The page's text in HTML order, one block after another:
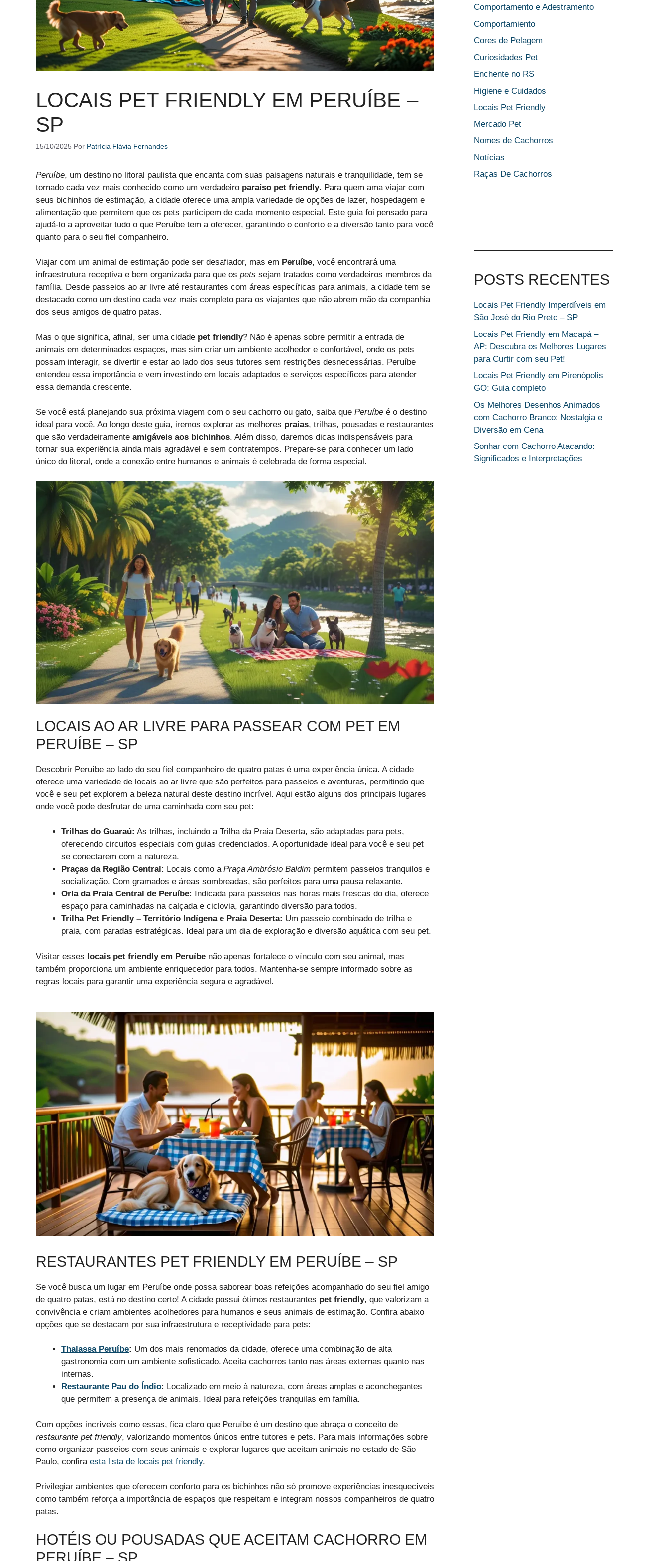
LOCAIS PET FRIENDLY EM PERUÍBE –
SP
15/10/2025 Por Patrícia Flávia Fernandes
Peruíbe, um destino no litoral paulista que encanta com suas paisagens naturais e tranquilidade, tem se
tornado cada vez mais conhecido como um verdadeiro paraíso pet friendly. Para quem ama viajar com
seus bichinhos de estimação, a cidade oferece uma ampla variedade de opções de lazer, hospedagem e
alimentação que permitem que os pets participem de cada momento especial. Este guia foi pensado para
ajudá-lo a aproveitar tudo o que Peruíbe tem a oferecer, garantindo o conforto e a diversão tanto para você
quanto para o seu fiel companheiro.
Viajar com um animal de estimação pode ser desafiador, mas em Peruíbe, você encontrará uma
infraestrutura receptiva e bem organizada para que os pets sejam tratados como verdadeiros membros da
família. Desde passeios ao ar livre até restaurantes com áreas específicas para animais, a cidade tem se
destacado como um destino cada vez mais completo para os viajantes que não abrem mão da companhia
dos seus amigos de quatro patas.
Mas o que significa, afinal, ser uma cidade pet friendly? Não é apenas sobre permitir a entrada de
animais em determinados espaços, mas sim criar um ambiente acolhedor e confortável, onde os pets
possam interagir, se divertir e estar ao lado dos seus tutores sem restrições desnecessárias. Peruíbe
entendeu essa importância e vem investindo em locais adaptados e serviços específicos para atender
essa demanda crescente.
Se você está planejando sua próxima viagem com o seu cachorro ou gato, saiba que Peruíbe é o destino
ideal para você. Ao longo deste guia, iremos explorar as melhores praias, trilhas, pousadas e restaurantes
que são verdadeiramente amigáveis aos bichinhos. Além disso, daremos dicas indispensáveis para
tornar sua experiência ainda mais agradável e sem contratempos. Prepare-se para conhecer um lado
único do litoral, onde a conexão entre humanos e animais é celebrada de forma especial.
LOCAIS AO AR LIVRE PARA PASSEAR COM PET EM
PERUÍBE – SP
Descobrir Peruíbe ao lado do seu fiel companheiro de quatro patas é uma experiência única. A cidade
oferece uma variedade de locais ao ar livre que são perfeitos para passeios e aventuras, permitindo que
você e seu pet explorem a beleza natural deste destino incrível. Aqui estão alguns dos principais lugares
onde você pode desfrutar de uma caminhada com seu pet:
Trilhas do Guaraú: As trilhas, incluindo a Trilha da Praia Deserta, são adaptadas para pets,
oferecendo circuitos especiais com guias credenciados. A oportunidade ideal para você e seu pet
se conectarem com a natureza.
Praças da Região Central: Locais como a Praça Ambrósio Baldim permitem passeios tranquilos e
socialização. Com gramados e áreas sombreadas, são perfeitos para uma pausa relaxante.
Orla da Praia Central de Peruíbe:
Indicada para passeios nas horas mais frescas do dia, oferece
espaço para caminhadas na calçada e ciclovia, garantindo diversão para todos.
Trilha Pet Friendly – Território Indígena e Praia Deserta: Um passeio combinado de trilha e
praia, com paradas estratégicas. Ideal para um dia de exploração e diversão aquática com seu pet.
Visitar esses locais pet friendly em Peruíbe não apenas fortalece o vínculo com seu animal, mas
também proporciona um ambiente enriquecedor para todos. Mantenha-se sempre informado sobre as
regras locais para garantir uma experiência segura e agradável.
RESTAURANTES PET FRIENDLY EM PERUÍBE – SP
Se você busca um lugar em Peruíbe onde possa saborear boas refeições acompanhado do seu fiel amigo
de quatro patas, está no destino certo! A cidade possui ótimos restaurantes pet friendly, que valorizam a
convivência e criam ambientes acolhedores para humanos e seus animais de estimação. Confira abaixo
opções que se destacam por sua infraestrutura e receptividade para pets:
Thalassa Peruíbe: Um dos mais renomados da cidade, oferece uma combinação de alta
gastronomia com um ambiente sofisticado. Aceita cachorros tanto nas áreas externas quanto nas
internas.
Restaurante Pau do Índio: Localizado em meio à natureza, com áreas amplas e aconchegantes
que permitem a presença de animais. Ideal para refeições tranquilas em família.
Com opções incríveis como essas, fica claro que Peruíbe é um destino que abraça o conceito de
restaurante pet friendly, valorizando momentos únicos entre tutores e pets. Para mais informações sobre
como organizar passeios com seus animais e explorar lugares que aceitam animais no estado de São
Paulo, confira esta lista de locais pet friendly.
Privilegiar ambientes que oferecem conforto para os bichinhos não só promove experiências inesquecíveis
como também reforça a importância de espaços que respeitam e integram nossos companheiros de quatro
patas.
HOTÉIS OU POUSADAS QUE ACEITAM CACHORRO EM
PERUÍBE – SP
Comportamento e Adestramento
Comportamiento
Cores de Pelagem
Curiosidades Pet
Enchente no RS
Higiene e Cuidados
Locais Pet Friendly
Mercado Pet
Nomes de Cachorros
Notícias
Raças De Cachorros
POSTS RECENTES
Locais Pet Friendly Imperdíveis em
São José do Rio Preto – SP
Locais Pet Friendly em Macapá –
AP: Descubra os Melhores Lugares
para Curtir com seu Pet!
Locais Pet Friendly em Pirenópolis
GO: Guia completo
Os Melhores Desenhos Animados
com Cachorro Branco: Nostalgia e
Diversão em Cena
Sonhar com Cachorro Atacando:
Significados e Interpretações